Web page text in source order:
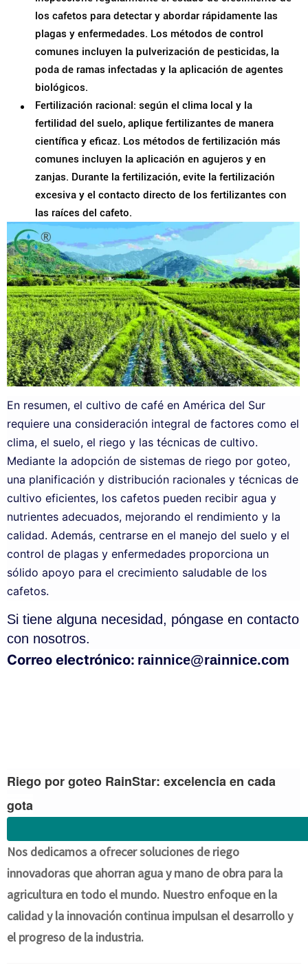
los cafetos para detectar y abordar rápidamente las
plagas y enfermedades. Los métodos de control
comunes incluyen la pulverización de pesticidas, la
poda de ramas infectadas y la aplicación de agentes
biológicos.
Fertilización racional: según el clima local y la
fertilidad del suelo, aplique fertilizantes de manera
científica y eficaz. Los métodos de fertilización más
comunes incluyen la aplicación en agujeros y en
zanjas. Durante la fertilización, evite la fertilización
excesiva y el contacto directo de los fertilizantes con
las raíces del cafeto.
En resumen, el cultivo de café en América del Sur
requiere una consideración integral de factores como el
clima, el suelo, el riego y las técnicas de cultivo.
Mediante la adopción de sistemas de riego por goteo,
una planificación y distribución racionales y técnicas de
cultivo eficientes, los cafetos pueden recibir agua y
nutrientes adecuados, mejorando el rendimiento y la
calidad. Además, centrarse en el manejo del suelo y el
control de plagas y enfermedades proporciona un
sólido apoyo para el crecimiento saludable de los
cafetos.
Si tiene alguna necesidad, póngase en contacto
con nosotros.
Correo electrónico: rainnice@rainnice.com
Riego por goteo RainStar: excelencia en cada
gota
Nos dedicamos a ofrecer soluciones de riego
innovadoras que ahorran agua y mano de obra para la
agricultura en todo el mundo. Nuestro enfoque en la
calidad y la innovación continua impulsan el desarrollo y
el progreso de la industria.